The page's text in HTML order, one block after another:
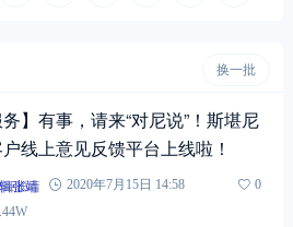
换一批
务】有事，请来“对尼说”！斯堪尼
线上意见反馈平台上线啦！
张靖 2020年7月15日 14:58
0